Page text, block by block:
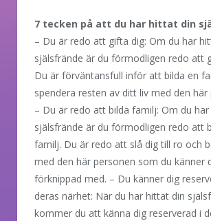
7 tecken på att du har hittat din
– Du är redo att gifta dig: Om du har
själsfrände är du förmodligen redo att
Du är förväntansfull inför att bilda en
spendera resten av ditt liv med den här
– Du är redo att bilda familj: Om du
själsfrände är du förmodligen redo att
familj. Du är redo att slå dig till ro och
med den här personen som du känner
förknippad med. – Du känner dig
deras närhet: När du har hittat din
kommer du att känna dig reserverad i